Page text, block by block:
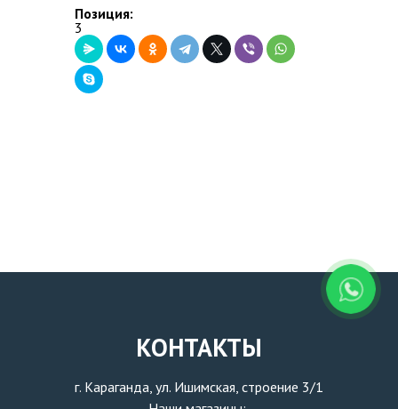
ВОПРОС-ОТВЕТ
Позиция:
3
КОНТАКТЫ
г. Караганда, ул. Ишимская, строение 3/1